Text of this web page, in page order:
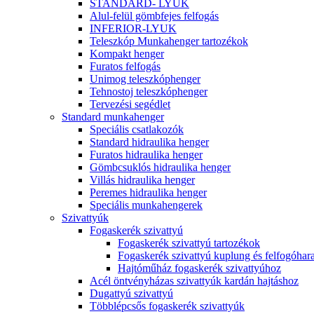
STANDARD- LYUK
Alul-felül gömbfejes felfogás
INFERIOR-LYUK
Teleszkóp Munkahenger tartozékok
Kompakt henger
Furatos felfogás
Unimog teleszkóphenger
Tehnostoj teleszkóphenger
Tervezési segédlet
Standard munkahenger
Speciális csatlakozók
Standard hidraulika henger
Furatos hidraulika henger
Gömbcsuklós hidraulika henger
Villás hidraulika henger
Peremes hidraulika henger
Speciális munkahengerek
Szivattyúk
Fogaskerék szivattyú
Fogaskerék szivattyú tartozékok
Fogaskerék szivattyú kuplung és
Hajtóműház fogaskerék szivattyúhoz
Acél öntvényházas szivattyúk kardán hajtáshoz
Dugattyú szivattyú
Többlépcsős fogaskerék szivattyúk